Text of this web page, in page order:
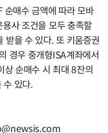
순매수 금액에 따라 모바
사 조건을 모두 충족할
받을 수 있다. 또 키움증권
경우 중개형ISA계좌에서
순매수 시 최대 8잔의
수 있다.